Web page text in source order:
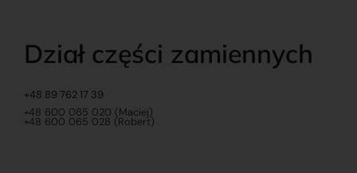
Dział części zamiennych
+48 89 762 17 39
+48 600 065 020 (Maciej)
+48 600 065 028 (Robert)